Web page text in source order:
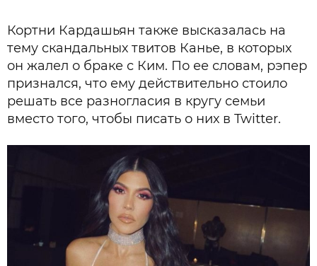
Кортни Кардашьян также высказалась на
тему скандальных твитов Канье, в которых
он жалел о браке с Ким. По ее словам, рэпер
признался, что ему действительно стоило
решать все разногласия в кругу семьи
вместо того, чтобы писать о них в Twitter.